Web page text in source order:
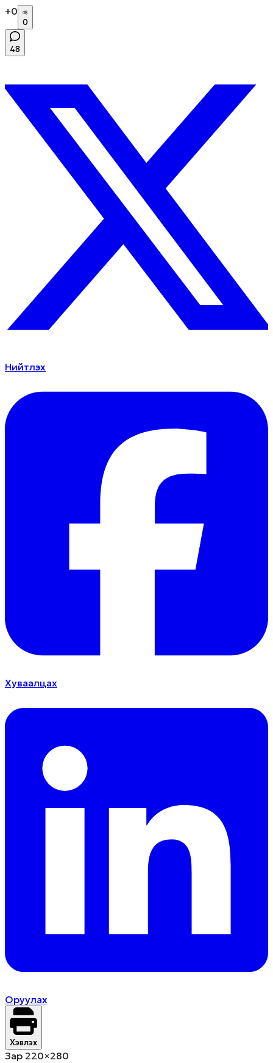
+0
0
48
Нийтлэх
Хуваалцах
Оруулах
Хэвлэх
Зар 220×280